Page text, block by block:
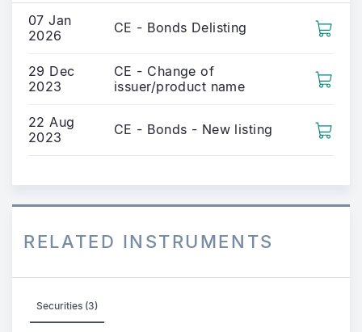
07 Jan
2026
CE - Bonds Delisting
29 Dec
2023
CE - Change of
issuer/product name
22 Aug
2023
CE - Bonds - New listing
RELATED INSTRUMENTS
Securities (3)